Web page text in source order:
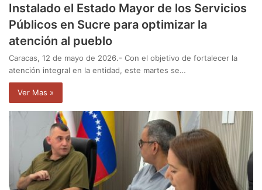
Instalado el Estado Mayor de los Servicios
Públicos en Sucre para optimizar la
atención al pueblo
Caracas, 12 de mayo de 2026.- ​Con el objetivo de fortalecer la
atención integral en la entidad, este martes se…
Ver Mas »